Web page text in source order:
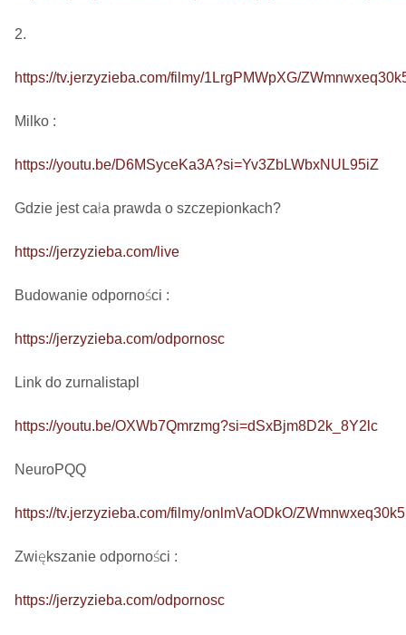
2.
https://tv.jerzyzieba.com/filmy/1LrgPMWpXG/
Milko :
https://youtu.be/D6MSyceKa3A?si=Yv3ZbLWbxNUL95iZ
Gdzie jest cała prawda o szczepionkach?
https://jerzyzieba.com/live
Budowanie odporności :
https://jerzyzieba.com/odpornosc
Link do zurnalistapl
https://youtu.be/OXWb7Qmrzmg?si=dSxBjm8D2k_8Y2lc
NeuroPQQ
https://tv.jerzyzieba.com/filmy/onlmVaODkO/
Zwiększanie odporności :
https://jerzyzieba.com/odpornosc